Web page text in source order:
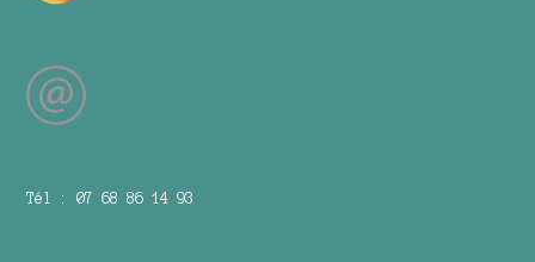
Tél : 07 68 86 14 93